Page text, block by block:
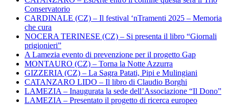
Conservatorio
CARDINALE (CZ) – Il festival ‘nTramenti 2025 – Memoria
che cura
NOCERA TERINESE (CZ) – Si presenta il libro “Giornali
prigionieri”
A Lamezia evento di prevenzione per il progetto Gap
MONTAURO (CZ) – Torna la Notte Azzurra
GIZZERIA (CZ) – La Sagra Patati, Pipi e Mulingiani
CATANZARO LIDO – Il libro di Claudio Borghi
LAMEZIA – Inaugurata la sede dell’Associazione “Il Dono”
LAMEZIA – Presentato il progetto di ricerca europeo